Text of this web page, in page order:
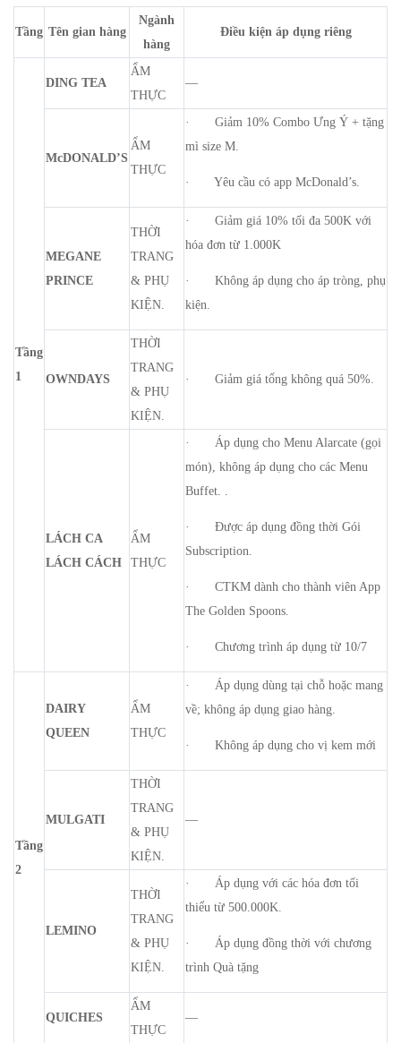
Tầng Tên gian hàng
Ngành
hàng
Điều kiện áp dụng riêng
Tầng
1
DING TEA
ẨM
THỰC
—
McDONALD’S
ẨM
THỰC
· Giảm 10% Combo Ưng Ý + tặng
mì size M.
· Yêu cầu có app McDonald’s.
MEGANE
PRINCE
THỜI
TRANG
& PHỤ
KIỆN.
· Giảm giá 10% tối đa 500K với
hóa đơn từ 1.000K
· Không áp dụng cho áp tròng, phụ
kiện.
OWNDAYS
THỜI
TRANG
& PHỤ
KIỆN.
· Giảm giá tổng không quá 50%.
LÁCH CA
LÁCH CÁCH
ẨM
THỰC
· Áp dụng cho Menu Alarcate (gọi
món), không áp dụng cho các Menu
Buffet. .
· Được áp dụng đồng thời Gói
Subscription.
· CTKM dành cho thành viên App
The Golden Spoons.
· Chương trình áp dụng từ 10/7
Tầng
2
DAIRY
QUEEN
ẨM
THỰC
· Áp dụng dùng tại chỗ hoặc mang
về; không áp dụng giao hàng.
· Không áp dụng cho vị kem mới
MULGATI
THỜI
TRANG
& PHỤ
KIỆN.
—
LEMINO
THỜI
TRANG
& PHỤ
KIỆN.
· Áp dụng với các hóa đơn tối
thiểu từ 500.000K.
· Áp dụng đồng thời với chương
trình Quà tặng
QUICHES
ẨM
THỰC
—